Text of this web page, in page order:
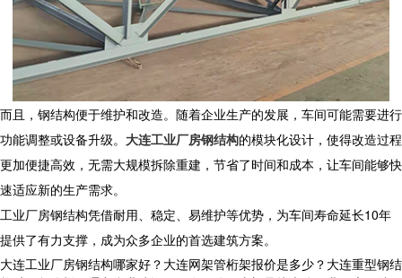
而且，钢结构便于维护和改造。随着企业生产的发展，车间可能需要进行
功能调整或设备升级。 大连工业厂房钢结构的模块化设计，使得改造过程
更加便捷高效，无需大规模拆除重建，节省了时间和成本，让车间能够快
速适应新的生产需求。
工业厂房钢结构凭借耐用、稳定、易维护等优势，为车间寿命延长10年
提供了有力支撑，成为众多企业的首选建筑方案。
大连工业厂房钢结构哪家好？大连网架管桁架报价是多少？大连重型钢结